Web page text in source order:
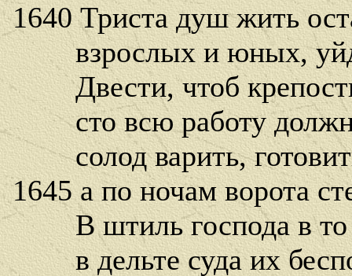
1640 Триста душ жить
взрослых и юных,
Двести, чтоб крепость
сто всю работу
солод варить,
1645 а по ночам ворота
В штиль господа в то
в дельте суда их